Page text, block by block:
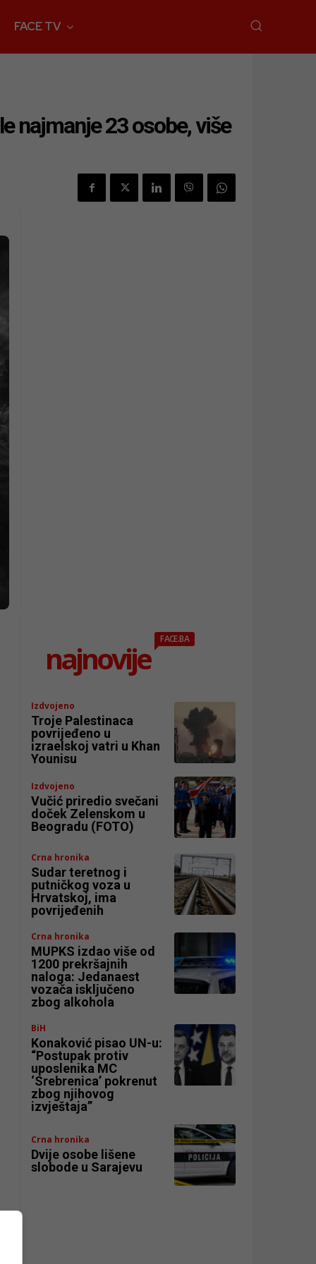
FACE TV
najmanje 23 osobe, više
najnovije
FACE.BA
Izdvojeno
Troje Palestinaca
povrijeđeno u
izraelskoj vatri u Khan
Younisu
Izdvojeno
Vučić priredio svečani
doček Zelenskom u
Beogradu (FOTO)
Crna hronika
Sudar teretnog i
putničkog voza u
Hrvatskoj, ima
povrijeđenih
Crna hronika
MUPKS izdao više od
1200 prekršajnih
naloga: Jedanaest
vozača isključeno
zbog alkohola
BiH
Konaković pisao UN-u:
“Postupak protiv
uposlenika MC
‘Srebrenica’ pokrenut
zbog njihovog
izvještaja”
Crna hronika
Dvije osobe lišene
slobode u Sarajevu